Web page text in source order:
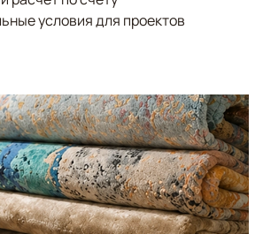
условия для проектов